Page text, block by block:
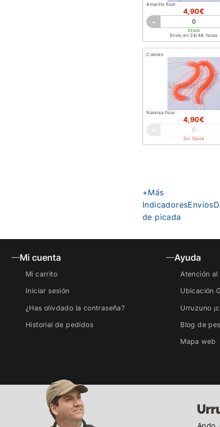
Amarillo flúor
4,90€
-
Stock
Envío en 24/48 horas
Colores
Naranja flúor
4,90€
Sin Stock
+Más
Indicadores
de picada
Envíos
Mi cuenta
Mi carrito
Iniciar sesión
¿Has olivdado la contraseña?
Historial de pedidos
Ayuda
Atención al
Ubicación
Urruzuno
Blog de
Mapa web
Apdo.